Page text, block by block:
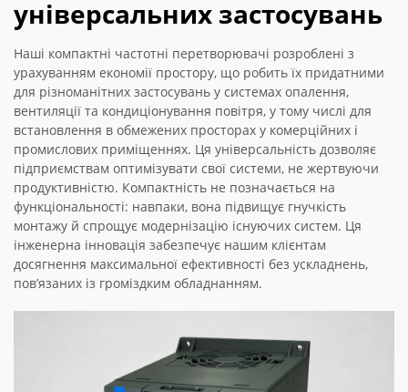
універсальних застосувань
Наші компактні частотні перетворювачі розроблені з
урахуванням економії простору, що робить їх придатними
для різноманітних застосувань у системах опалення,
вентиляції та кондиціонування повітря, у тому числі для
встановлення в обмежених просторах у комерційних і
промислових приміщеннях. Ця універсальність дозволяє
підприємствам оптимізувати свої системи, не жертвуючи
продуктивністю. Компактність не позначається на
функціональності: навпаки, вона підвищує гнучкість
монтажу й спрощує модернізацію існуючих систем. Ця
інженерна інновація забезпечує нашим клієнтам
досягнення максимальної ефективності без ускладнень,
пов’язаних із громіздким обладнанням.